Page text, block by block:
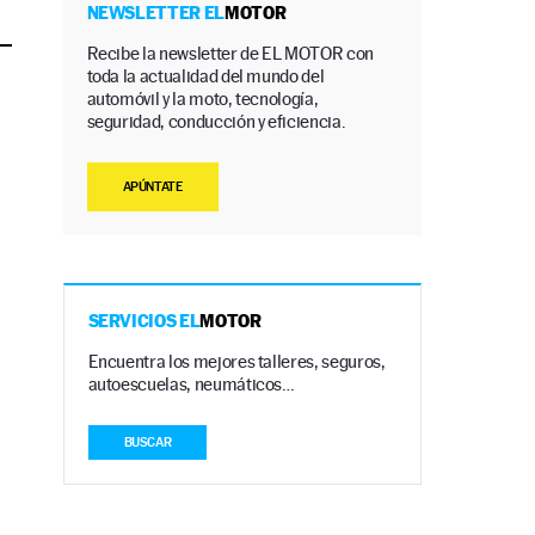
NEWSLETTER ELMOTOR
Recibe la newsletter de EL MOTOR con
toda la actualidad del mundo del
automóvil y la moto, tecnología,
seguridad, conducción y eficiencia.
APÚNTATE
SERVICIOS ELMOTOR
Encuentra los mejores talleres, seguros,
autoescuelas, neumáticos…
BUSCAR